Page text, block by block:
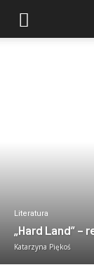
arytmia.eu
Literatura
„Hard Land” –
Katarzyna Piękoś